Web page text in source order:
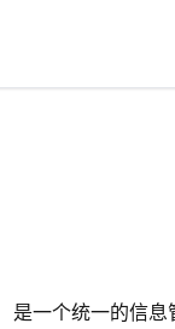
是一个统一的信息